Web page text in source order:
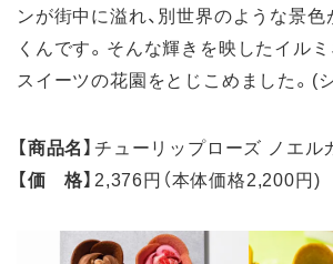
ンが街中に溢れ、別世界のような景
くんです。そんな輝きを映したイルミ
スイーツの花園をとじこめました。(
【商品名】チューリップローズ ノエル
【価 格】2,376円（本体価格2,200円)